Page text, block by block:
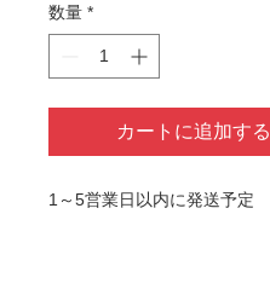
数量 *
カートに追加する
1～5営業日以内に発送予定